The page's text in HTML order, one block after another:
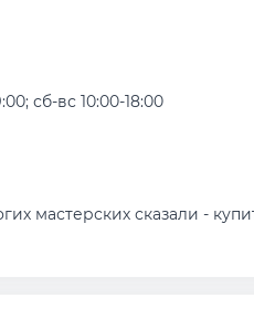
сб-вс 10:00-18:00
мастерских сказали -